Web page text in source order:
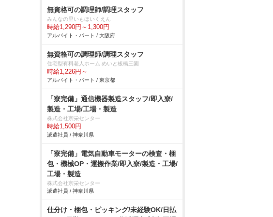
無資格可の調理師/調理スタッフ
みんなの里いもほいくえん
時給1,290円～1,300円
アルバイト・パート / 大阪府
無資格可の調理師/調理スタッフ
住宅型有料老人ホーム めいと板橋三園
時給1,226円～
アルバイト・パート / 東京都
「寮完備」通信機器製造スタッフ/即入寮/
製造・工場/工場・製造
株式会社京栄センター
時給1,500円
派遣社員 / 神奈川県
「寮完備」電気自動車モーターの検査・梱
包・機械OP・運搬作業/即入寮/製造・工場/
工場・製造
株式会社京栄センター
派遣社員 / 神奈川県
仕分け・梱包・ピッキング/未経験OK/日払